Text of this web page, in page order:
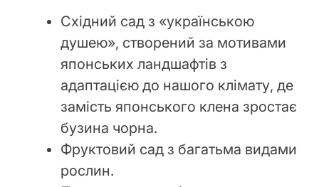
Східний сад з «українською
душею», створений за мотивами
японських ландшафтів з
адаптацією до нашого клімату, де
замість японського клена зростає
бузина чорна.
Фруктовий сад з багатьма видами
рослин.